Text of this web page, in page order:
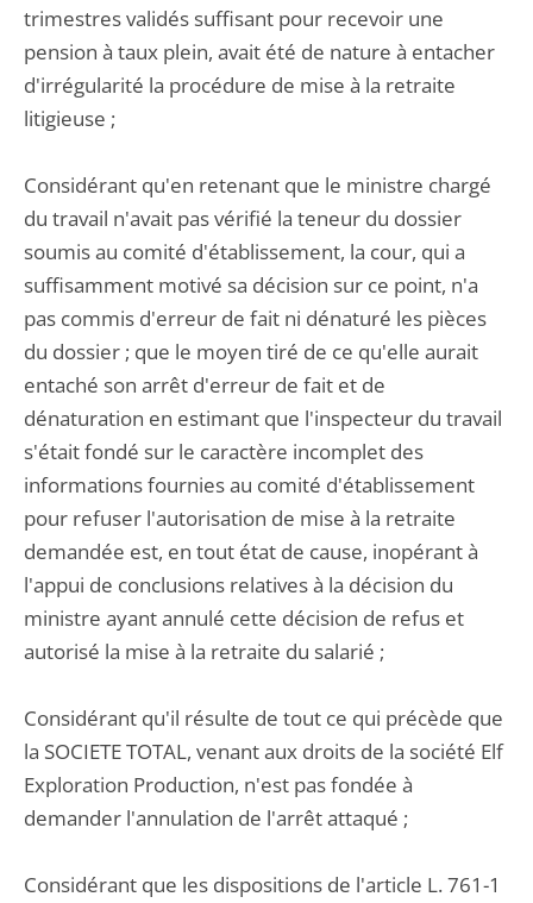
trimestres validés suffisant pour recevoir une
pension à taux plein, avait été de nature à entacher
d'irrégularité la procédure de mise à la retraite
litigieuse ;
Considérant qu'en retenant que le ministre chargé
du travail n'avait pas vérifié la teneur du dossier
soumis au comité d'établissement, la cour, qui a
suffisamment motivé sa décision sur ce point, n'a
pas commis d'erreur de fait ni dénaturé les pièces
du dossier ; que le moyen tiré de ce qu'elle aurait
entaché son arrêt d'erreur de fait et de
dénaturation en estimant que l'inspecteur du travail
s'était fondé sur le caractère incomplet des
informations fournies au comité d'établissement
pour refuser l'autorisation de mise à la retraite
demandée est, en tout état de cause, inopérant à
l'appui de conclusions relatives à la décision du
ministre ayant annulé cette décision de refus et
autorisé la mise à la retraite du salarié ;
Considérant qu'il résulte de tout ce qui précède que
la SOCIETE TOTAL, venant aux droits de la société Elf
Exploration Production, n'est pas fondée à
demander l'annulation de l'arrêt attaqué ;
Considérant que les dispositions de l'article L. 761-1